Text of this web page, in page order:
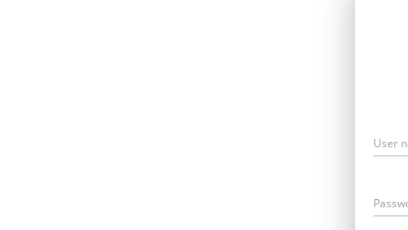
User